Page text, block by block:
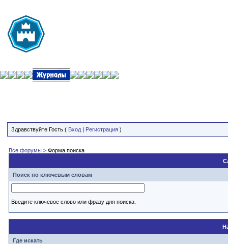
Здравствуйте Гость ( Вход | Регистрация )
Все форумы > Форма поиска
Поиск по ключевым словам
Введите ключевое слово или фразу для поиска.
Где искать